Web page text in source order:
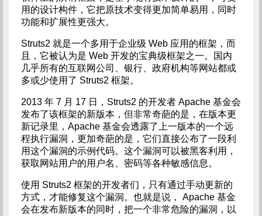
用的设计构件，它把原技术变得更加简单易用，同时
功能和扩展性更强大。
Struts2 就是一个多用于企业级 Web 应用的框架，而
且，它被认为是 Web 开发的宝典级框架之一。国内
几乎所有的互联网公司、银行、政府机构等网站都或
多或少使用了 Struts2 框架。
2013 年 7 月 17 日，Struts2 的开发者 Apache 基金会
发布了该框架的新版本，但非常奇葩的是，在版本更
新记录里，Apache 基金会透露了上一版本的一个远
程执行漏洞，更加奇葩的是，它们直接公布了一段利
用这个漏洞的示例代码。这个漏洞可以被黑客利用，
获取网站用户的用户名、密码等各种敏感信息。
使用 Struts2 框架的开发者们，只有通过手动更新的
方式，才能修复这个漏洞。也就是说， Apache 基金
会在发布新版本的同时，把一个非常危险的漏洞，以